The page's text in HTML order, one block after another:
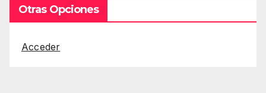
Otras Opciones
Acceder